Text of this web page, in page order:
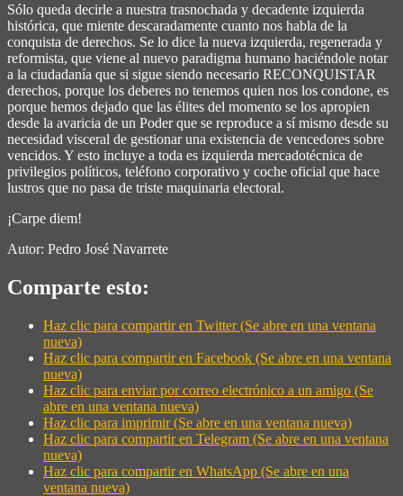
Sólo queda decirle a nuestra trasnochada y decadente izquierda
histórica, que miente descaradamente cuanto nos habla de la
conquista de derechos. Se lo dice la nueva izquierda, regenerada y
reformista, que viene al nuevo paradigma humano haciéndole notar
a la ciudadanía que si sigue siendo necesario RECONQUISTAR
derechos, porque los deberes no tenemos quien nos los condone, es
porque hemos dejado que las élites del momento se los apropien
desde la avaricia de un Poder que se reproduce a sí mismo desde su
necesidad visceral de gestionar una existencia de vencedores sobre
vencidos. Y esto incluye a toda es izquierda mercadotécnica de
privilegios políticos, teléfono corporativo y coche oficial que hace
lustros que no pasa de triste maquinaria electoral.
¡Carpe diem!
Autor: Pedro José Navarrete
Comparte esto:
Haz clic para compartir en Twitter (Se abre en una ventana
nueva)
Haz clic para compartir en Facebook (Se abre en una ventana
nueva)
Haz clic para enviar por correo electrónico a un amigo (Se
abre en una ventana nueva)
Haz clic para imprimir (Se abre en una ventana nueva)
Haz clic para compartir en Telegram (Se abre en una ventana
nueva)
Haz clic para compartir en WhatsApp (Se abre en una
ventana nueva)